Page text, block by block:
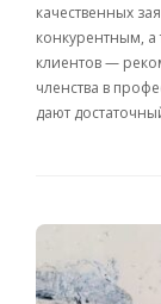
качественных
конкурентным,
клиентов —
членства в
дают